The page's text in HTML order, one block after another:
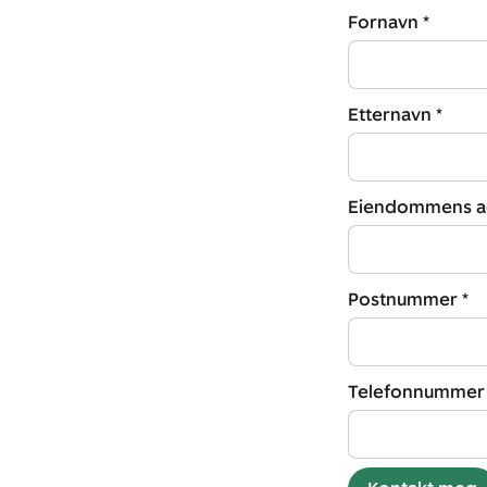
Fornavn *
Etternavn *
Eiendommens
Postnummer *
Telefonnummer